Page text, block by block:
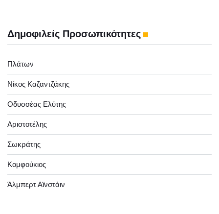
Δημοφιλείς Προσωπικότητες
Πλάτων
Νίκος Καζαντζάκης
Οδυσσέας Ελύτης
Αριστοτέλης
Σωκράτης
Κομφούκιος
Άλμπερτ Αϊνστάιν